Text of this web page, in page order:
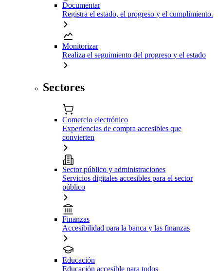
Documentar
Registra el estado, el progreso y el cumplimiento.
Monitorizar
Realiza el seguimiento del progreso y el estado
Sectores
Comercio electrónico
Experiencias de compra accesibles que
convierten
Sector público y administraciones
Servicios digitales accesibles para el sector
público
Finanzas
Accesibilidad para la banca y las finanzas
Educación
Educación accesible para todos